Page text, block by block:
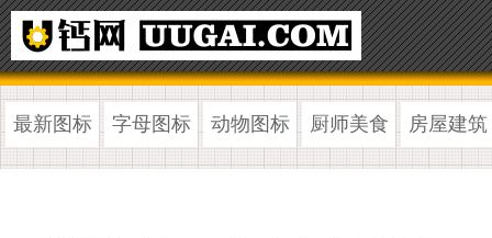
最新图标 字母图标 动物图标 厨师美食 房屋建筑